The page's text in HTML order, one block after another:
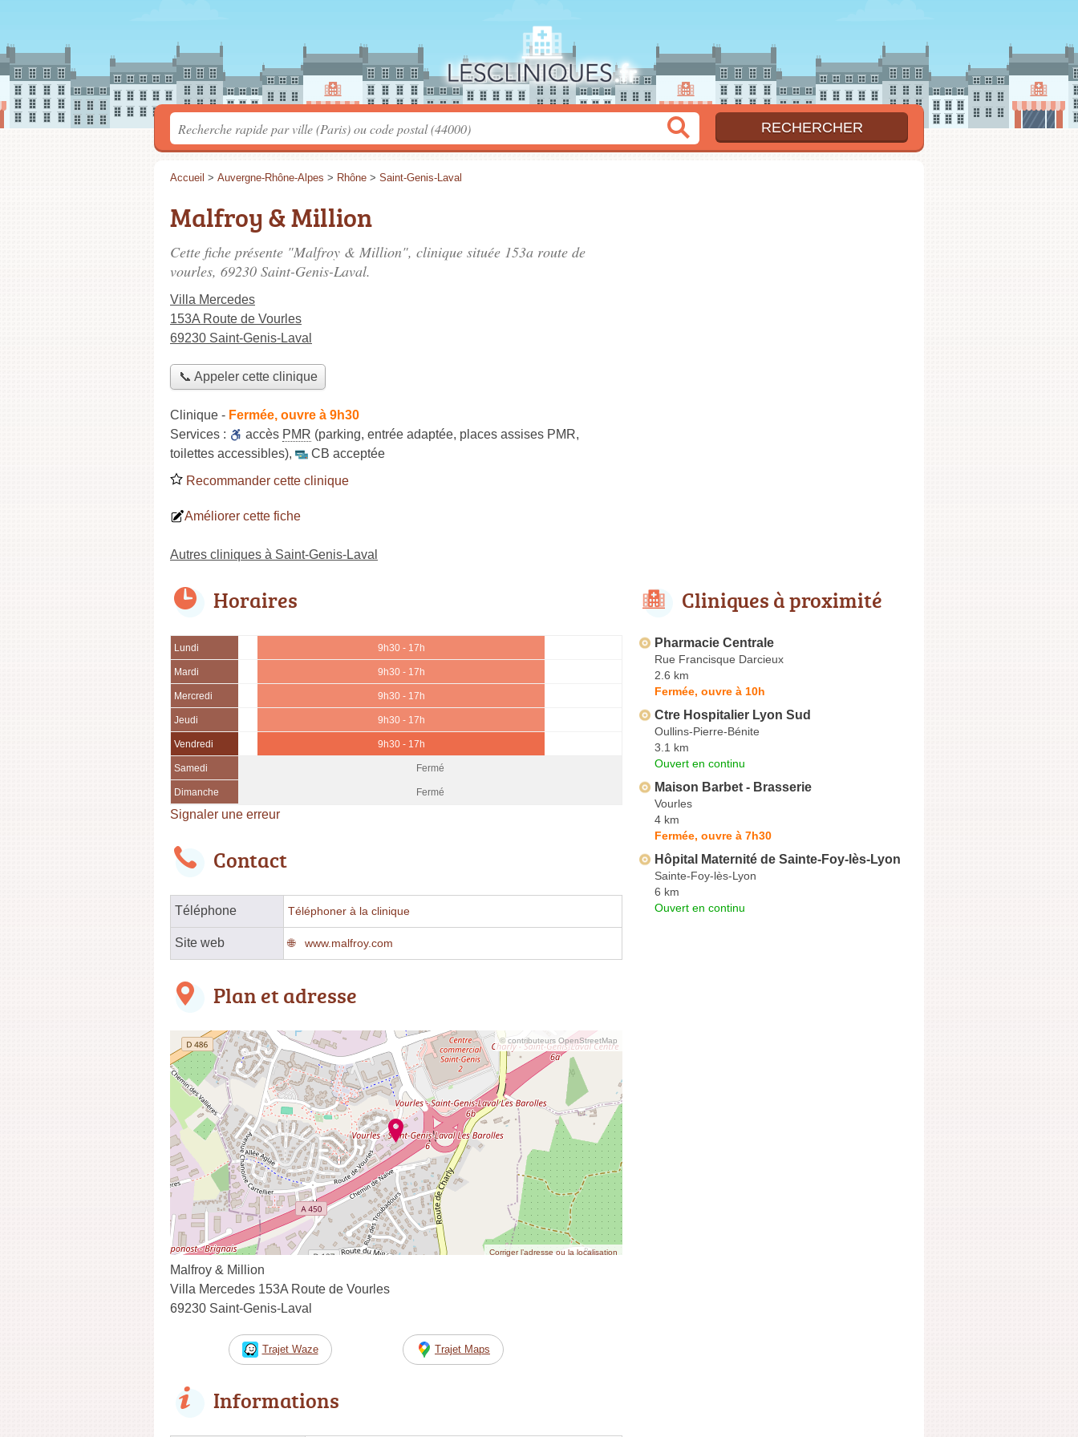
Accueil > Auvergne-Rhône-Alpes > Rhône > Saint-Genis-Laval
Malfroy & Million
Cette fiche présente "Malfroy & Million", clinique située 153a route de
vourles, 69230 Saint-Genis-Laval.
Villa Mercedes
153A Route de Vourles
69230 Saint-Genis-Laval
📞 Appeler cette clinique
Clinique - Fermée, ouvre à 9h30
Services :
accès PMR (parking, entrée adaptée, places assises PMR,
toilettes accessibles),
CB acceptée
Recommander cette clinique
Améliorer cette fiche
Autres cliniques à Saint-Genis-Laval
Horaires
Lundi 9h30 - 17h
Mardi 9h30 - 17h
Mercredi 9h30 - 17h
Jeudi 9h30 - 17h
Vendredi 9h30 - 17h
Samedi Fermé
Dimanche Fermé
Signaler une erreur
Contact
Téléphone Téléphoner à la clinique
Site web www.malfroy.com
Plan et adresse
© contributeurs OpenStreetMap
Corriger l’adresse ou la localisation
Malfroy & Million
Villa Mercedes 153A Route de Vourles
69230 Saint-Genis-Laval
Trajet Waze Trajet Maps
Informations
Cliniques à proximité
Pharmacie Centrale
Rue Francisque Darcieux
2.6 km
Fermée, ouvre à 10h
Ctre Hospitalier Lyon Sud
Oullins-Pierre-Bénite
3.1 km
Ouvert en continu
Maison Barbet - Brasserie
Vourles
4 km
Fermée, ouvre à 7h30
Hôpital Maternité de Sainte-Foy-lès-Lyon
Sainte-Foy-lès-Lyon
6 km
Ouvert en continu